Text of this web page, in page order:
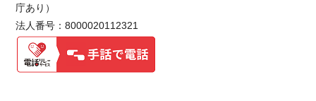
庁あり）
法人番号：8000020112321